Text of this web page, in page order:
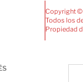
Copyright ©
Todos los
Propiedad